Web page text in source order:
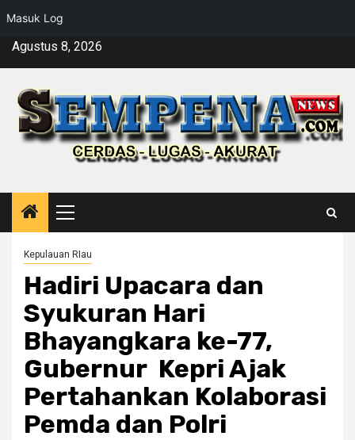
Masuk Log
SkipAgustus 8, 2026
Primary
Menu
Kepulauan RIau
Hadiri Upacara dan
Syukuran Hari
Bhayangkara ke-77,
Gubernur Kepri Ajak
Pertahankan Kolaborasi
Pemda dan Polri